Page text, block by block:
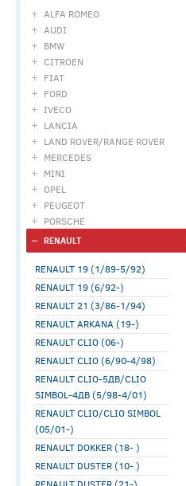
ALFA ROMEO
AUDI
BMW
CITROEN
FIAT
FORD
IVECO
LANCIA
LAND ROVER/RANGE ROVER
MERCEDES
MINI
OPEL
PEUGEOT
PORSCHE
RENAULT
RENAULT 19 (1/89-5/92)
RENAULT 19 (6/92-)
RENAULT 21 (3/86-1/94)
RENAULT ARKANA (19-)
RENAULT CLIO (06-)
RENAULT CLIO (6/90-4/98)
RENAULT CLIO-5ДВ/CLIO
SIMBOL-4ДВ (5/98-4/01)
RENAULT CLIO/CLIO SIMBOL
(05/01-)
RENAULT DOKKER (18- )
RENAULT DUSTER (10- )